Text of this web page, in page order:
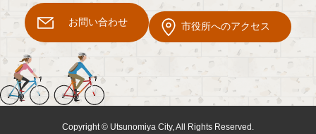
お問い合わせ 市役所へのアクセス
Copyright © Utsunomiya City, All Rights Reserved.